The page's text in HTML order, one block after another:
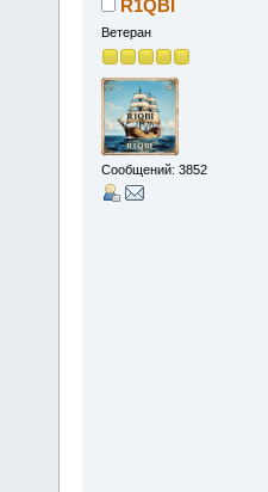
R1QBI
Ветеран
Сообщений: 3852